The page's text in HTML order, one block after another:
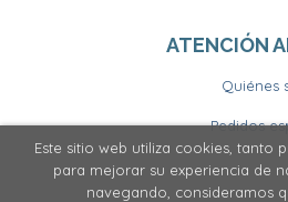
ATENCIÓN
Quiénes
Pedidos
Este sitio web utiliza cookies, tanto
para mejorar su experiencia de
navegando, consideramos